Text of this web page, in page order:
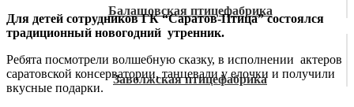
Балашовская птицефабрика
Заволжская птицефабрика
Для детей сотрудников ГК “Саратов-Птица” состоялся
традиционный новогодний утренник.
Ребята посмотрели волшебную сказку, в исполнении актеров
саратовской консерватории, танцевали у елочки и получили
вкусные подарки.